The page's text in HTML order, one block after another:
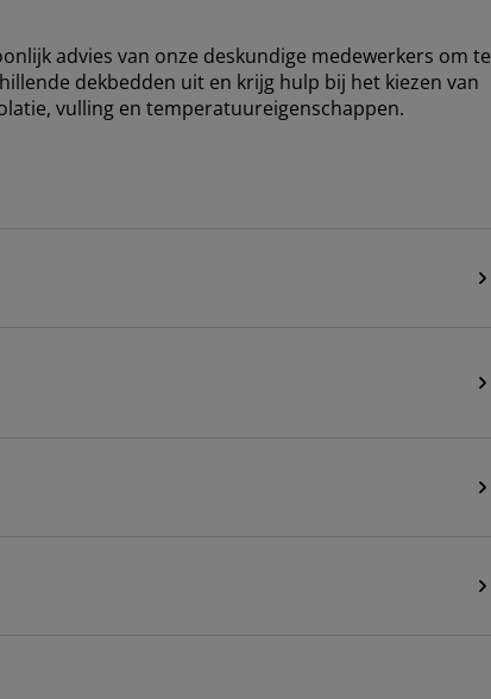
advies van onze deskundige medewerkers om te
dekbedden uit en krijg hulp bij het kiezen van
vulling en temperatuureigenschappen.